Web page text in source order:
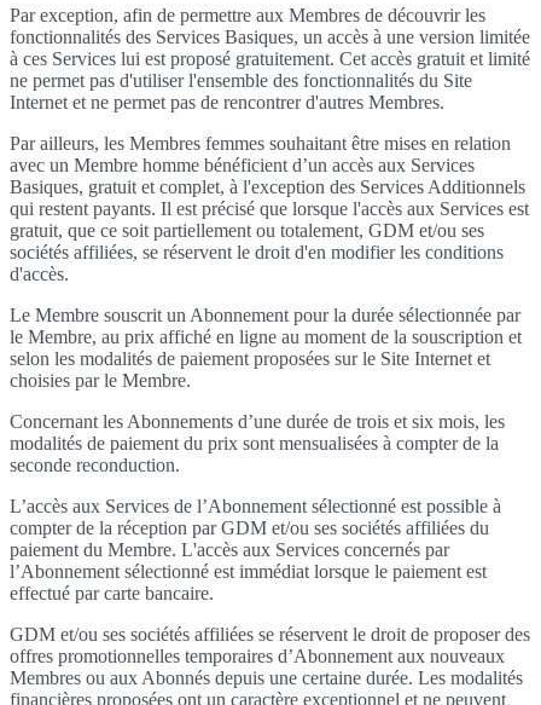
Par exception, afin de permettre aux Membres de découvrir les
fonctionnalités des Services Basiques, un accès à une version limitée
à ces Services lui est proposé gratuitement. Cet accès gratuit et limité
ne permet pas d'utiliser l'ensemble des fonctionnalités du Site
Internet et ne permet pas de rencontrer d'autres Membres.
Par ailleurs, les Membres femmes souhaitant être mises en relation
avec un Membre homme bénéficient d’un accès aux Services
Basiques, gratuit et complet, à l'exception des Services Additionnels
qui restent payants. Il est précisé que lorsque l'accès aux Services est
gratuit, que ce soit partiellement ou totalement, GDM et/ou ses
sociétés affiliées, se réservent le droit d'en modifier les conditions
d'accès.
Le Membre souscrit un Abonnement pour la durée sélectionnée par
le Membre, au prix affiché en ligne au moment de la souscription et
selon les modalités de paiement proposées sur le Site Internet et
choisies par le Membre.
Concernant les Abonnements d’une durée de trois et six mois, les
modalités de paiement du prix sont mensualisées à compter de la
seconde reconduction.
L’accès aux Services de l’Abonnement sélectionné est possible à
compter de la réception par GDM et/ou ses sociétés affiliées du
paiement du Membre. L'accès aux Services concernés par
l’Abonnement sélectionné est immédiat lorsque le paiement est
effectué par carte bancaire.
GDM et/ou ses sociétés affiliées se réservent le droit de proposer des
offres promotionnelles temporaires d’Abonnement aux nouveaux
Membres ou aux Abonnés depuis une certaine durée. Les modalités
financières proposées ont un caractère exceptionnel et ne peuvent